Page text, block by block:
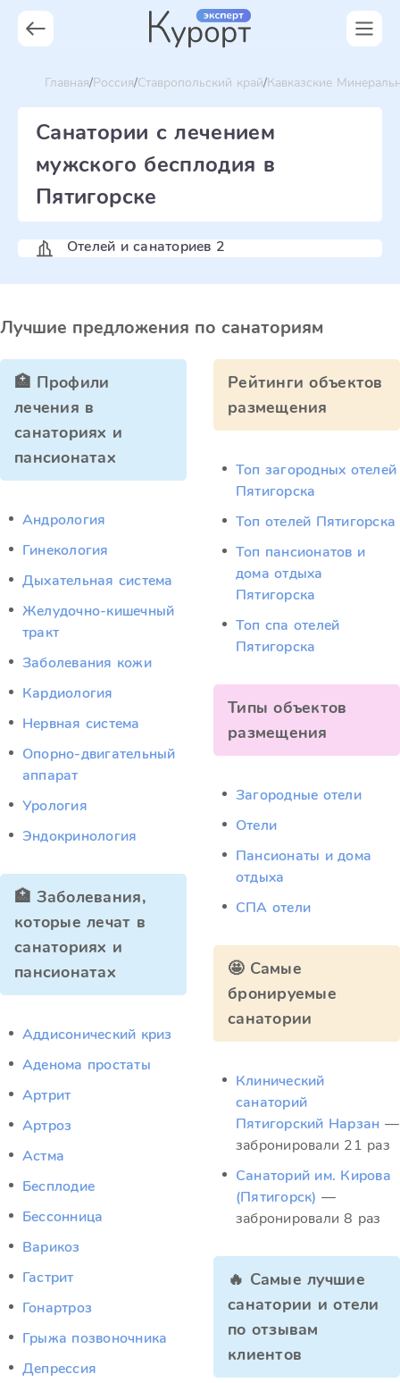
Главная Россия Ставропольский край Кавказские
Санатории с лечением
мужского бесплодия в
Пятигорске
Отелей и санаториев 2
Лучшие предложения по санаториям
🏥 Профили
лечения в
санаториях и
пансионатах
Андрология
Гинекология
Дыхательная система
Желудочно-кишечный
тракт
Заболевания кожи
Кардиология
Нервная система
Опорно-двигательный
аппарат
Урология
Эндокринология
🏥 Заболевания,
которые лечат в
санаториях и
пансионатах
Аддисонический криз
Аденома простаты
Артрит
Артроз
Астма
Бесплодие
Бессонница
Варикоз
Гастрит
Гонартроз
Грыжа позвоночника
Депрессия
Рейтинги объектов
размещения
Топ загородных отелей
Пятигорска
Топ отелей Пятигорска
Топ пансионатов и
дома отдыха
Пятигорска
Топ спа отелей
Пятигорска
Типы объектов
размещения
Загородные отели
Отели
Пансионаты и дома
отдыха
СПА отели
🤩 Самые
бронируемые
санатории
Клинический
санаторий
Пятигорский Нарзан —
забронировали 21 раз
Санаторий им. Кирова
(Пятигорск) —
забронировали 8 раз
🔥 Самые лучшие
санатории и отели
по отзывам
клиентов